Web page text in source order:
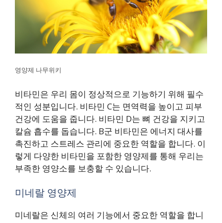
영양제 나무위키
비타민은 우리 몸이 정상적으로 기능하기 위해 필수
적인 성분입니다. 비타민 C는 면역력을 높이고 피부
건강에 도움을 줍니다. 비타민 D는 뼈 건강을 지키고
칼슘 흡수를 돕습니다. B군 비타민은 에너지 대사를
촉진하고 스트레스 관리에 중요한 역할을 합니다. 이
렇게 다양한 비타민을 포함한 영양제를 통해 우리는
부족한 영양소를 보충할 수 있습니다.
미네랄 영양제
미네랄은 신체의 여러 기능에서 중요한 역할을 합니